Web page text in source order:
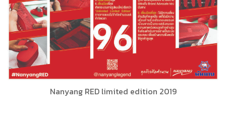
Nanyang RED limited edition 2019